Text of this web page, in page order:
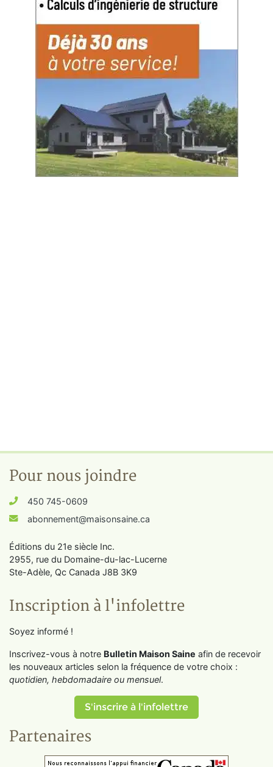
Pour nous joindre
450 745-0609
abonnement@maisonsaine.ca
Éditions du 21e siècle Inc.
2955, rue du Domaine-du-lac-Lucerne
Ste-Adèle, Qc Canada J8B 3K9
Inscription à l'infolettre
Soyez informé !
Inscrivez-vous à notre Bulletin Maison Saine afin de recevoir
les nouveaux articles selon la fréquence de votre choix :
quotidien, hebdomadaire ou mensuel.
S'inscrire à l'infolettre
Partenaires